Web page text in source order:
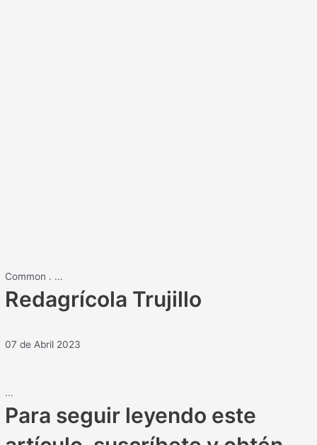
Common . ...
Redagrícola Trujillo
07 de Abril 2023
...
Para seguir leyendo este